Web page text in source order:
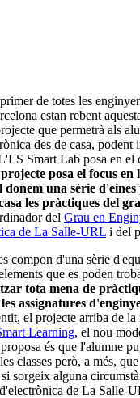
de totes les
estan rebent
que permetrà als
des de casa,
Smart Lab posa en el
posa el focus en
una sèrie
les pràctiques del
del Grau en
de La Salle-URL i del
compon d'una sèrie
que es poden
tota mena de
assignatures
el projecte arriba de la
Learning, el nou
és que l'alumne
classes però, a més,
sorgeix alguna
de La Salle-